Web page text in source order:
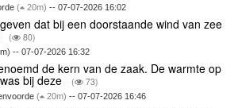
( 20m) -- 07-07-2026 16:02
dat bij een doorstaande wind van zee
( 80)
-- 07-07-2026 16:32
de kern van de zaak. De warmte op
bij deze ( 73)
( 20m) -- 07-07-2026 16:46